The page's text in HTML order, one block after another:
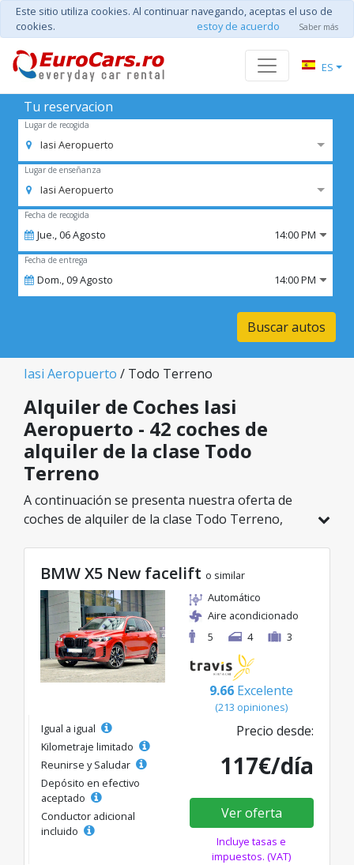
Este sitio utiliza cookies. Al continuar navegando, aceptas el uso de
cookies.
estoy de acuerdo Saber más
ES
Tu reservacion
Lugar de recogida
Iasi Aeropuerto
Lugar de enseñanza
Iasi Aeropuerto
Fecha de recogida
Jue.,06Agosto 14:00 PM
Fecha de entrega
Dom.,09Agosto 14:00 PM
Buscar autos
Iasi Aeropuerto / Todo Terreno
Alquiler de Coches Iasi
Aeropuerto - 42 coches de
alquiler de la clase Todo
Terreno
A continuación se presenta nuestra oferta de
coches de alquiler de la clase Todo Terreno,
modelo ideal de la categoría seleccionada, con
tarifas excelentes desde solo 26€/día.
BMW X5 New facelift o similar
Automático
Aire acondicionado
5
4 3
9.66 Excelente
(213 opiniones)
Igual a igual
Kilometraje limitado
Reunirse y Saludar
Depósito en efectivo
aceptado
Conductor adicional
incluido
Precio desde:
117€/día
Ver oferta
Incluye tasas e
impuestos. (VAT)